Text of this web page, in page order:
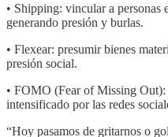
• Shipping: vincular a personas
generando presión y burlas.
• Flexear: presumir bienes
presión social.
• FOMO (Fear of Missing Out):
intensificado por las redes
“Hoy pasamos de gritarnos o